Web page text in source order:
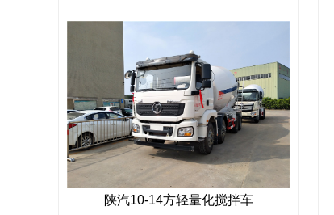
陕汽10-14方轻量化搅拌车